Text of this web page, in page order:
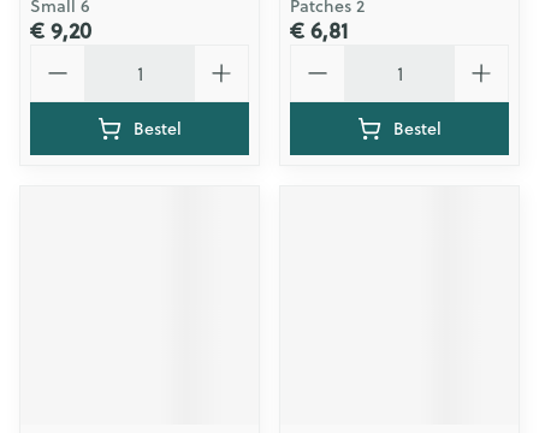
Small 6
€ 9,20
Bestel
Patches 2
€ 6,81
Bestel